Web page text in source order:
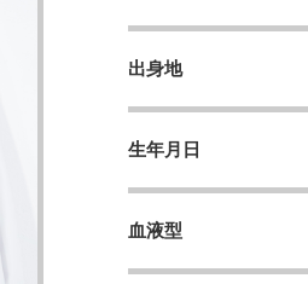
出身地
生年月日
血液型